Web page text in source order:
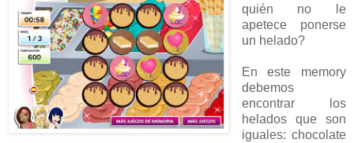
quién no le
apetece ponerse
un helado?
En este memory
debemos
encontrar los
helados que son
iguales: chocolate